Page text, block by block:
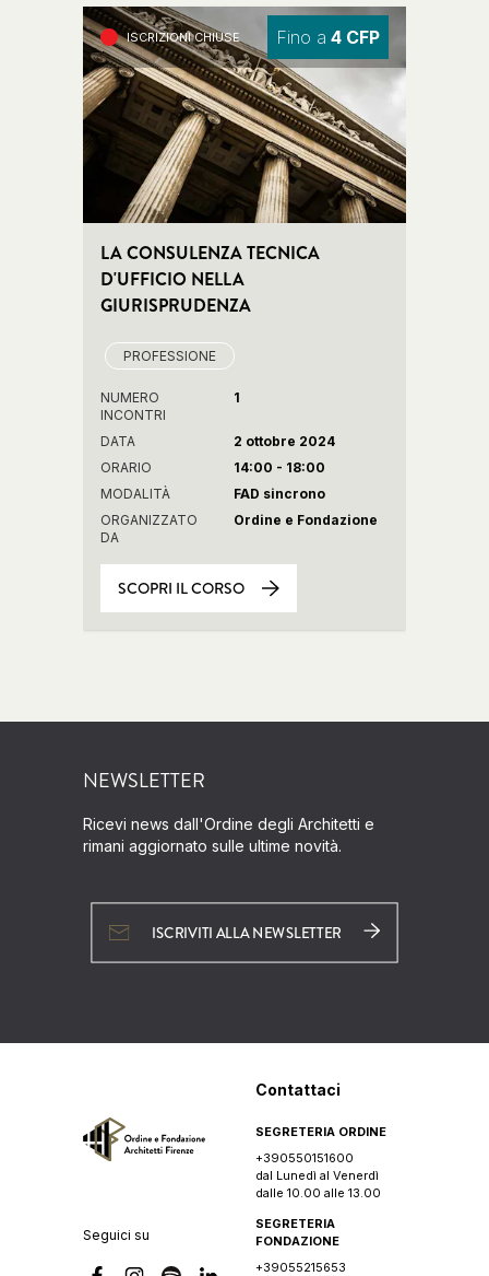
ISCRIZIONI CHIUSE Fino a 4 CFP
LA CONSULENZA TECNICA
D'UFFICIO NELLA
GIURISPRUDENZA
PROFESSIONE
NUMERO
INCONTRI
1
DATA
2 ottobre 2024
ORARIO
14:00 - 18:00
MODALITÀ
FAD sincrono
ORGANIZZATO
DA
Ordine e Fondazione
SCOPRI IL CORSO
NEWSLETTER
Ricevi news dall'Ordine degli Architetti e
rimani aggiornato sulle ultime novità.
ISCRIVITI ALLA NEWSLETTER
Seguici su
Contattaci
SEGRETERIA ORDINE
+390550151600
dal Lunedì al Venerdì
dalle 10.00 alle 13.00
SEGRETERIA
FONDAZIONE
+39055215653